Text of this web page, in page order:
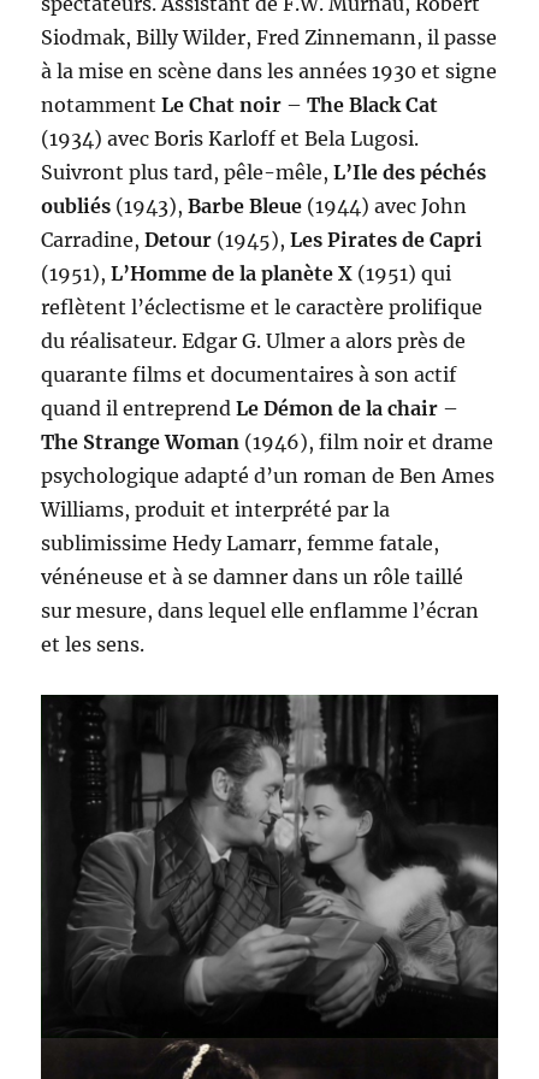
Siodmak, Billy Wilder, Fred Zinnemann, il passe
à la mise en scène dans les années 1930 et signe
notammentLe Chat noir –The Black Cat
(1934) avec Boris Karloff et Bela Lugosi.
Suivront plus tard, pêle-mêle,L’Ile des péchés
oubliés (1943),Barbe Bleue (1944) avec John
Carradine,Detour (1945),Les Pirates de Capri
(1951),L’Homme de la planète X (1951) qui
reflètent l’éclectisme et le caractère prolifique
du réalisateur. Edgar G. Ulmer a alors près de
quarante films et documentaires à son actif
quand il entreprendLe Démon de la chair –
The Strange Woman (1946), film noir et drame
psychologique adapté d’un roman de Ben Ames
Williams, produit et interprété par la
sublimissime Hedy Lamarr, femme fatale,
vénéneuse et à se damner dans un rôle taillé
sur mesure, dans lequel elle enflamme l’écran
et les sens.